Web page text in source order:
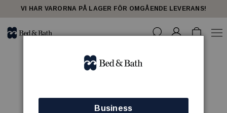
VI HAR VARORNA PÅ LAGER FÖR OMGÅENDE LEVERANS!
Business